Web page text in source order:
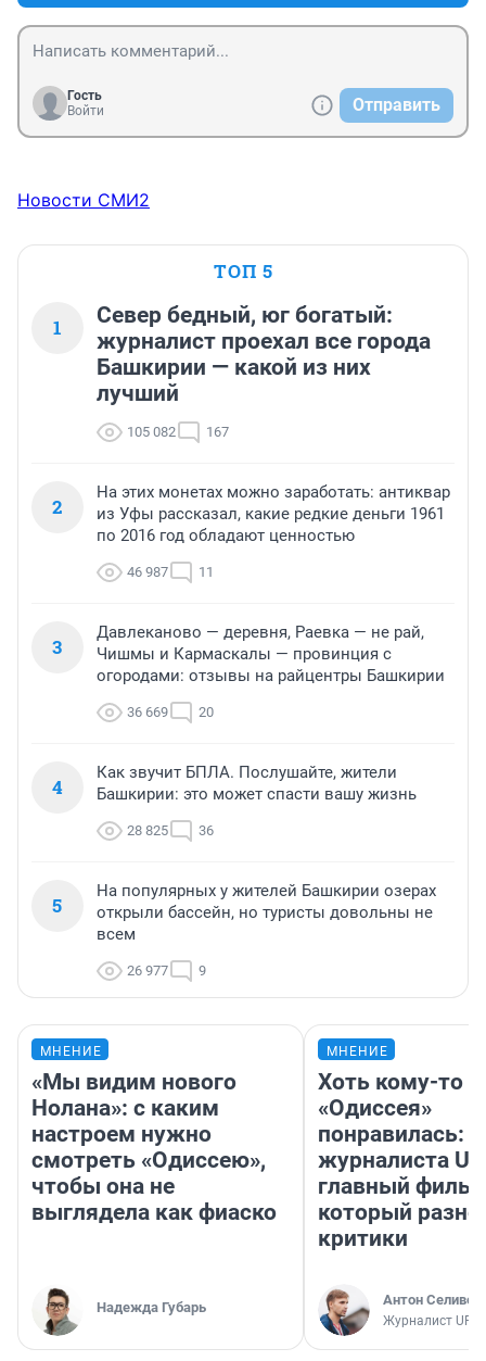
Гость
Войти
Отправить
Новости СМИ2
ТОП 5
1
Север бедный, юг богатый:
журналист проехал все города
Башкирии — какой из них
лучший
105 082 167
2
На этих монетах можно заработать: антиквар
из Уфы рассказал, какие редкие деньги 1961
по 2016 год обладают ценностью
46 987 11
3
Давлеканово — деревня, Раевка — не рай,
Чишмы и Кармаскалы — провинция с
огородами: отзывы на райцентры Башкирии
36 669 20
4
Как звучит БПЛА. Послушайте, жители
Башкирии: это может спасти вашу жизнь
28 825 36
5
На популярных у жителей Башкирии озерах
открыли бассейн, но туристы довольны не
всем
26 977 9
МНЕНИЕ
«Мы видим нового
Нолана»: с каким
настроем нужно
смотреть «Одиссею»,
чтобы она не
выглядела как фиаско
Надежда Губарь
МНЕНИЕ
Хоть кому-то
«Одиссея»
понравилась:
журналиста
главный
который
критики
Антон
Журналист